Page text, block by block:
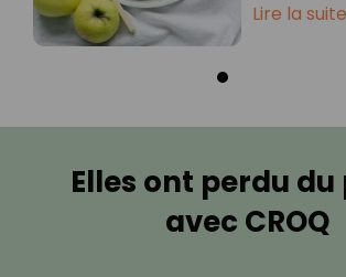
Lire la suite
Elles ont perdu du
avec CROQ